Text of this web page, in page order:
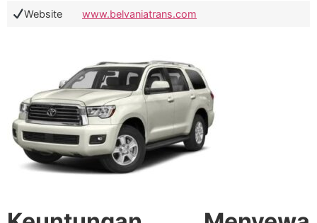
Website www.belvaniatrans.com